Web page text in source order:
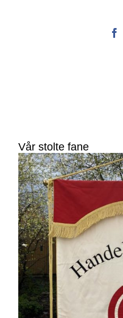
Vår stolte fane